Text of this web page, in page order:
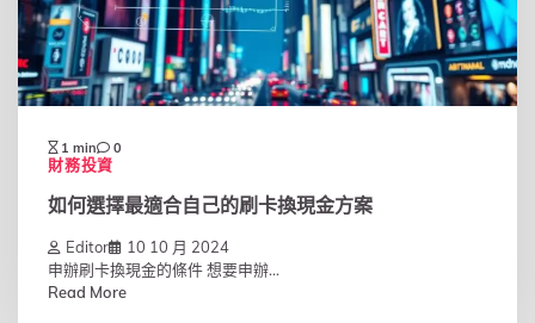
1 min 0
財務投資
如何選擇最適合自己的刷卡換現金方案
Editor
10 10 月 2024
申辦刷卡換現金的條件 想要申辦...
Read More